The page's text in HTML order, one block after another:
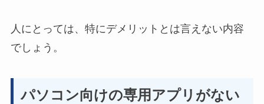
人にとっては、特にデメリットとは言えない内容
でしょう。
パソコン向けの専用アプリがない